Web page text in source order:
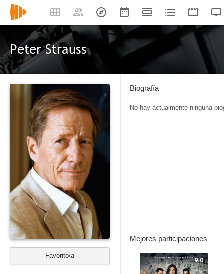
Peter Strauss
Favorito/a
Biografía
No hay actualmente ninguna
Mejores participaciones
9.0